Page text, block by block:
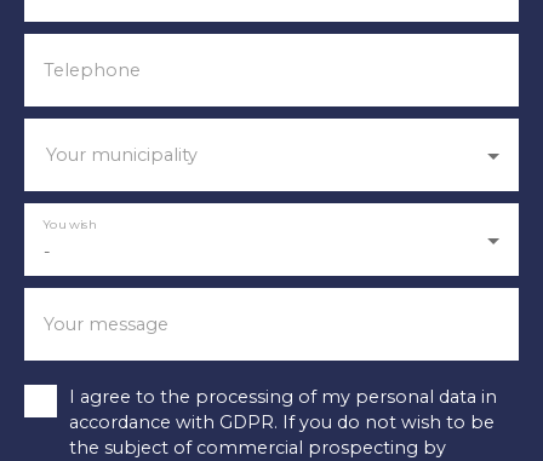
Telephone
Your municipality
-
You wish
Your message
I agree to the processing of my personal data in
accordance with GDPR. If you do not wish to be
the subject of commercial prospecting by